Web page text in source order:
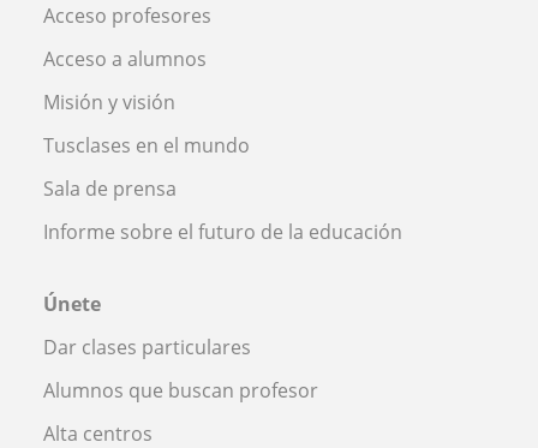
Acceso profesores
Acceso a alumnos
Misión y visión
Tusclases en el mundo
Sala de prensa
Informe sobre el futuro de la educación
Únete
Dar clases particulares
Alumnos que buscan profesor
Alta centros